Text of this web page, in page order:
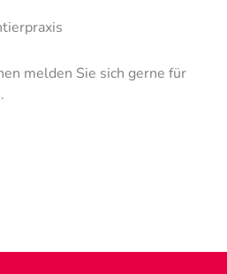
melden Sie sich gerne für